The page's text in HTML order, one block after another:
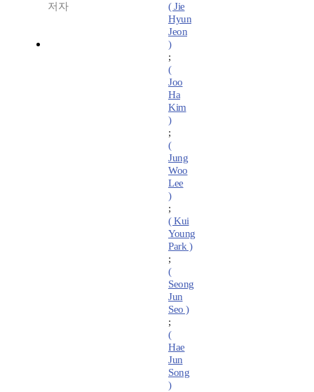
저자
( Jie
Hyun
Jeon
)
;
(
Joo
Ha
Kim
)
;
(
Jung
Woo
Lee
)
;
( Kui
Young
Park )
;
(
Seong
Jun
Seo )
;
(
Hae
Jun
Song
)